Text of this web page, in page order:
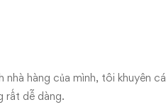
hàng của mình, tôi khuyên
rất dễ dàng.